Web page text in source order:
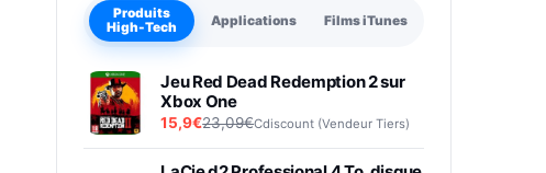
Produits
High-Tech
Applications Films iTunes
Jeu Red Dead Redemption 2 sur
Xbox One
15,9€23,09€Cdiscount (Vendeur Tiers)